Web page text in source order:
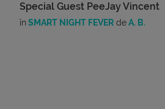
Special Guest PeeJay Vincent
în SMART NIGHT FEVER deA. B.